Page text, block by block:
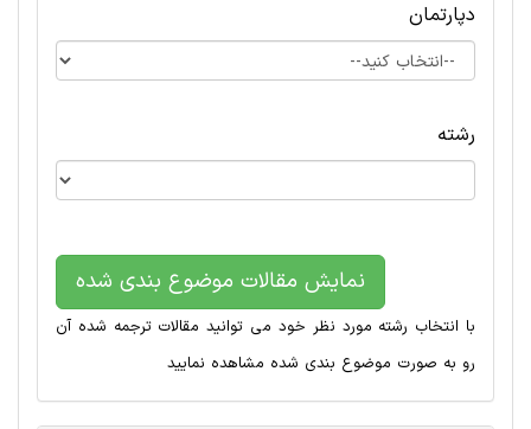
دپارتمان
رشته
نمایش مقالات موضوع بندی شده
با انتخاب رشته مورد نظر خود می توانید مقالات ترجمه شده آن
رو به صورت موضوع بندی شده مشاهده نمایید